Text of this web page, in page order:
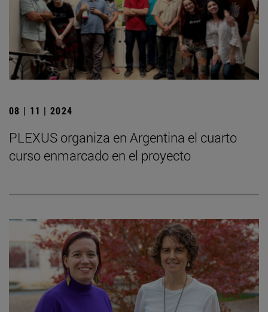
08 | 11 | 2024
PLEXUS organiza en Argentina el cuarto
curso enmarcado en el proyecto